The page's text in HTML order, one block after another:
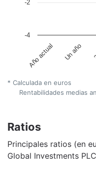
Año actual Un año
-2
-4
* Calculada en euros
Rentabilidades medias
Ratios
Principales ratios (en
Global Investments